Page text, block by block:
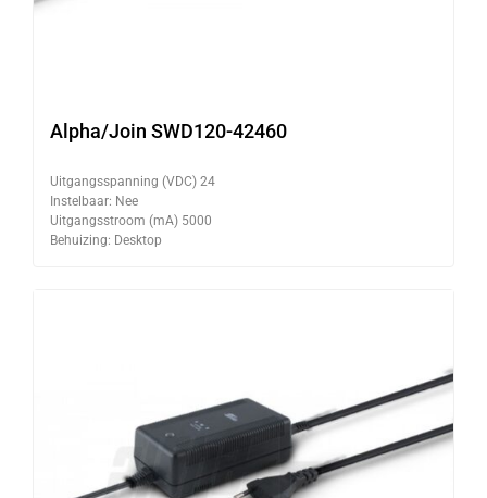
Alpha/Join SWD120-42460
Uitgangsspanning (VDC) 24
Instelbaar: Nee
Uitgangsstroom (mA) 5000
Behuizing: Desktop